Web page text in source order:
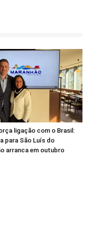
ligação com o Brasil:
para São Luís do
arranca em outubro